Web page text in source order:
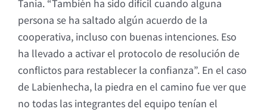
Tania. “También ha sido difícil cuando alguna
persona se ha saltado algún acuerdo de la
cooperativa, incluso con buenas intenciones. Eso
ha llevado a activar el protocolo de resolución de
conflictos para restablecer la confianza”. En el caso
de Labienhecha, la piedra en el camino fue ver que
no todas las integrantes del equipo tenían el